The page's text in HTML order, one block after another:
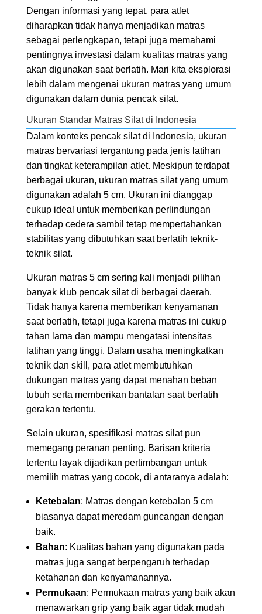
Dengan informasi yang tepat, para atlet
diharapkan tidak hanya menjadikan matras
sebagai perlengkapan, tetapi juga memahami
pentingnya investasi dalam kualitas matras yang
akan digunakan saat berlatih. Mari kita eksplorasi
lebih dalam mengenai ukuran matras yang umum
digunakan dalam dunia pencak silat.
Ukuran Standar Matras Silat di Indonesia
Dalam konteks pencak silat di Indonesia, ukuran
matras bervariasi tergantung pada jenis latihan
dan tingkat keterampilan atlet. Meskipun terdapat
berbagai ukuran, ukuran matras silat yang umum
digunakan adalah 5 cm. Ukuran ini dianggap
cukup ideal untuk memberikan perlindungan
terhadap cedera sambil tetap mempertahankan
stabilitas yang dibutuhkan saat berlatih teknik-
teknik silat.
Ukuran matras 5 cm sering kali menjadi pilihan
banyak klub pencak silat di berbagai daerah.
Tidak hanya karena memberikan kenyamanan
saat berlatih, tetapi juga karena matras ini cukup
tahan lama dan mampu mengatasi intensitas
latihan yang tinggi. Dalam usaha meningkatkan
teknik dan skill, para atlet membutuhkan
dukungan matras yang dapat menahan beban
tubuh serta memberikan bantalan saat berlatih
gerakan tertentu.
Selain ukuran, spesifikasi matras silat pun
memegang peranan penting. Barisan kriteria
tertentu layak dijadikan pertimbangan untuk
memilih matras yang cocok, di antaranya adalah:
Ketebalan: Matras dengan ketebalan 5 cm
biasanya dapat meredam guncangan dengan
baik.
Bahan: Kualitas bahan yang digunakan pada
matras juga sangat berpengaruh terhadap
ketahanan dan kenyamanannya.
Permukaan: Permukaan matras yang baik akan
menawarkan grip yang baik agar tidak mudah